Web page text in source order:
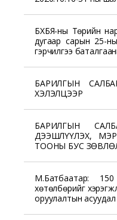
БХБЯ-ны Төрийн
дугаар сарын 25-
гэрчилгээ
БАРИЛГЫН
ХЭЛЭЛЦЭЭР
БАРИЛГЫН
ДЭЭШЛҮҮЛЭХ,
ТООНЫ БУС
М.Батбаатар:
хөтөлбөрийг
оруулалтын